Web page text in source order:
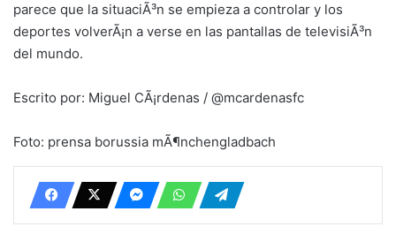
parece que la situaciÃ³n se empieza a controlar y los
deportes volverÃ¡n a verse en las pantallas de televisiÃ³n
del mundo.
Escrito por: Miguel CÃ¡rdenas / @mcardenasfc
Foto: prensa borussia mÃ¶nchengladbach